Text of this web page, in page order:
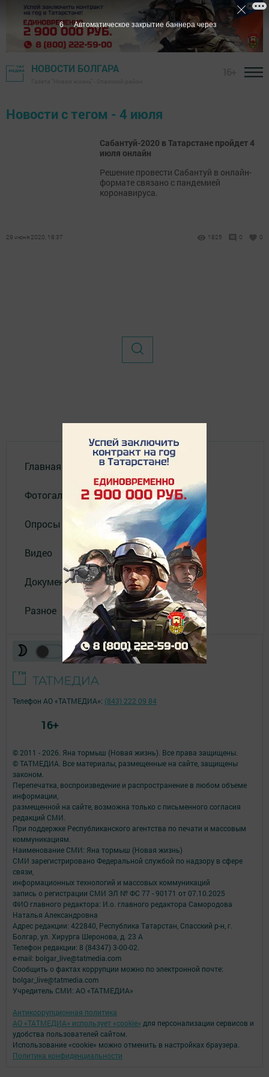
НОВОСТИ БОЛГАРА
Новости с тегом - 4 июля
Сабантуй-2020 в Татарстане пройдет 4
июля онлайн
Решение провести Сабантуй в онлайн-
формате связано с пандемией
коронавируса.
29 июня 2020, 18:37 1825 0 0
Главная
Фотогалереи
Опросы
Видео
Документы
Разное
© 2011 - 2026. Яна тормыш (Новая жизнь). Все права защищены.
© ТАТМЕДИА. Все материалы, размещенные на сайте, защищены
законом.
Перепечатка, воспроизведение и распространение в любом объеме
информации,
размещенной на сайте, возможна только с письменного согласия
редакций СМИ.
При поддержке Республиканского агентства по печати и массовым
коммуникациям.
Наименование СМИ: Яна тормыш (Новая жизнь)
СМИ зарегистрировано Федеральной службой по надзору в сфере
связи,
информационных технологий и массовых коммуникаций
запись о регистрации СМИ ЭЛ № ФС 77 - 90171 от 07.10.2025
ФИО главного редактора: И.о. главного редактора Самородова
Наталья Александровна
Адрес редакции: 422840, Республика Татарстан, Спасский р-н, г.
Болгар, ул. Хирурга Шеронова, д. 23 А
Телефон редакции: 8 (84347) 3-00-02.
e-mail: bolgar_live@tatmedia.com
Сообщить о фактах коррупции можно по электронной почте:
bolgar_live@tatmedia.com
Учредитель СМИ: АО «ТАТМЕДИА»
Антикоррупционная политика
АО «ТАТМЕДИА» использует «cookie» для персонализации сервисов и
удобства пользователей сайтом.
Использование «cookie» можно отменить в настройках браузера.
Политика конфиденциальности
Телефон АО «ТАТМЕДИА»: (843) 222 09 84
16+
6 Автоматическое закрытие баннера через